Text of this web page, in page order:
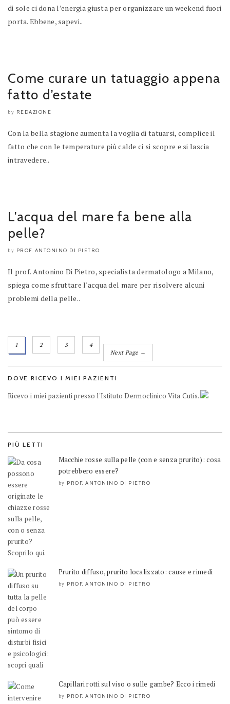
di sole ci dona l’energia giusta per organizzare un weekend fuori
porta. Ebbene, sapevi..
Come curare un tatuaggio appena
fatto d’estate
by REDAZIONE
Con la bella stagione aumenta la voglia di tatuarsi, complice il
fatto che con le temperature più calde ci si scopre e si lascia
intravedere..
L’acqua del mare fa bene alla
pelle?
by PROF. ANTONINO DI PIETRO
Il prof. Antonino Di Pietro, specialista dermatologo a Milano,
spiega come sfruttare l'acqua del mare per risolvere alcuni
problemi della pelle..
1 2 3
4
Next Page →
DOVE RICEVO I MIEI PAZIENTI
Ricevo i miei pazienti presso l'Istituto Dermoclinico Vita Cutis.
PIÙ LETTI
Macchie rosse sulla pelle (con e senza prurito): cosa
potrebbero essere?
by PROF. ANTONINO DI PIETRO
Prurito diffuso, prurito localizzato: cause e rimedi
by PROF. ANTONINO DI PIETRO
Capillari rotti sul viso o sulle gambe? Ecco i rimedi
by PROF. ANTONINO DI PIETRO